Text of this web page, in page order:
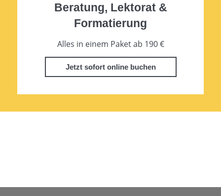
Beratung, Lektorat &
Formatierung
Alles in einem Paket ab 190 €
Jetzt sofort online buchen